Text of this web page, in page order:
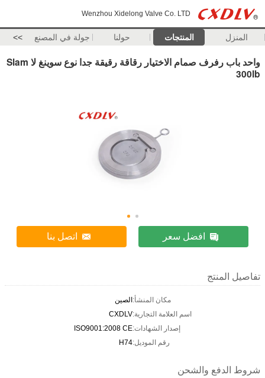
Wenzhou Xidelong Valve Co. LTD
المنزل المنتجات حولنا جولة في المصنع >>
واحد باب رفرف صمام الاختيار رقاقة رقيقة جدا نوع سوينغ لا Slam
300lb
افضل سعر اتصل بنا
تفاصيل المنتج
مكان المنشأ:الصين
اسم العلامة التجارية:CXDLV
إصدار الشهادات:ISO9001:2008 CE
رقم الموديل:H74
شروط الدفع والشحن